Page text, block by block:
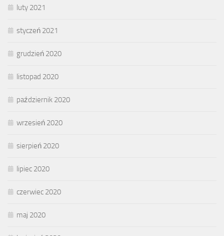
luty 2021
styczeń 2021
grudzień 2020
listopad 2020
październik 2020
wrzesień 2020
sierpień 2020
lipiec 2020
czerwiec 2020
maj 2020